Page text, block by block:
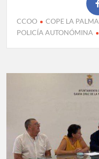
CCOO COPE LA PALMA
POLICÍA AUTONÓMINA